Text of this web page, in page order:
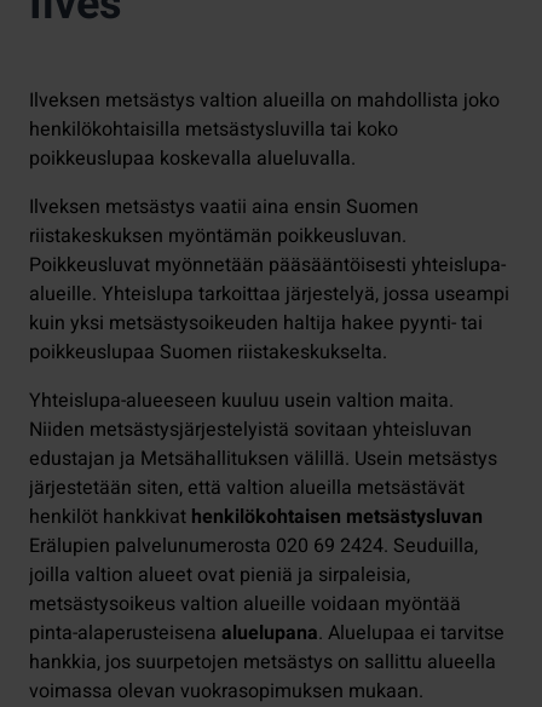
Ilveksen metsästys valtion alueilla on mahdollista joko
henkilökohtaisilla metsästysluvilla tai koko
poikkeuslupaa koskevalla alueluvalla.
Ilveksen metsästys vaatii aina ensin Suomen
riistakeskuksen myöntämän poikkeusluvan.
Poikkeusluvat myönnetään pääsääntöisesti yhteislupa-
alueille. Yhteislupa tarkoittaa järjestelyä, jossa useampi
kuin yksi metsästysoikeuden haltija hakee pyynti- tai
poikkeuslupaa Suomen riistakeskukselta.
Yhteislupa-alueeseen kuuluu usein valtion maita.
Niiden metsästysjärjestelyistä sovitaan yhteisluvan
edustajan ja Metsähallituksen välillä. Usein metsästys
järjestetään siten, että valtion alueilla metsästävät
henkilöt hankkivat henkilökohtaisen metsästysluvan
Erälupien palvelunumerosta 020 69 2424. Seuduilla,
joilla valtion alueet ovat pieniä ja sirpaleisia,
metsästysoikeus valtion alueille voidaan myöntää
pinta-alaperusteisena aluelupana. Aluelupaa ei tarvitse
hankkia, jos suurpetojen metsästys on sallittu alueella
voimassa olevan vuokrasopimuksen mukaan.